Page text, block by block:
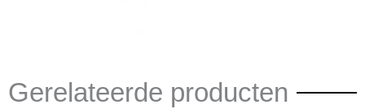
Gerelateerde producten